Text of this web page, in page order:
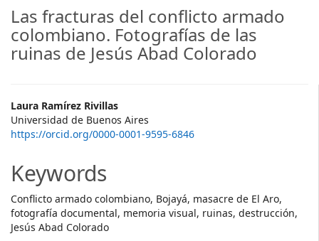
Las fracturas del conflicto armado
colombiano. Fotografías de las
ruinas de Jesús Abad Colorado
Main
Article
Laura Ramírez Rivillas
Universidad de Buenos Aires
https://orcid.org/0000-0001-9595-6846
Keywords
Conflicto armado colombiano, Bojayá, masacre de El Aro,
fotografía documental, memoria visual, ruinas, destrucción,
Jesús Abad Colorado